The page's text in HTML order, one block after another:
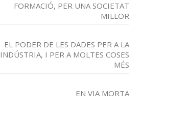
FORMACIÓ, PER UNA SOCIETAT
MILLOR
EL PODER DE LES DADES PER A LA
INDÚSTRIA, I PER A MOLTES COSES
MÉS
EN VIA MORTA